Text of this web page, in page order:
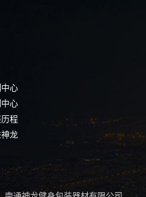
心
心
程
龙